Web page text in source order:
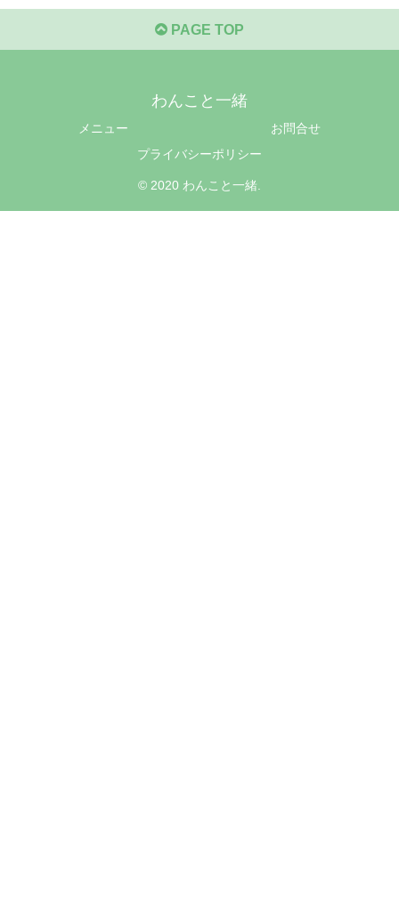
PAGE TOP
わんこと一緒
メニュー
お問合せ
プライバシーポリシー
© 2020 わんこと一緒.